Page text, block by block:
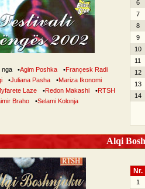
nga •Agim Poshka •Françesk Radi
•Juliana Pasha •Mariza Ikonomi
Laze •Redon Makashi •RTSH
Braho •Selami Kolonja
6
7
8
9
10
11
12
13
14
Alqi
Nr.
1